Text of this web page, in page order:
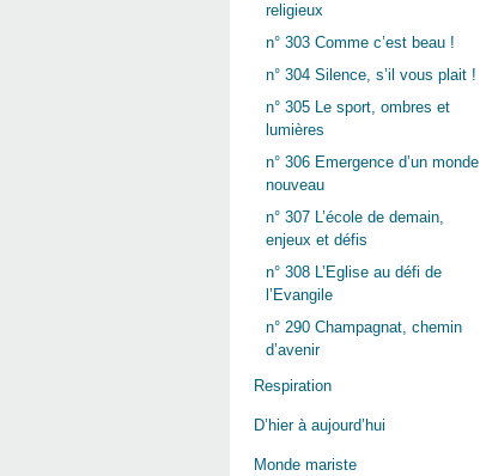
religieux
n° 303 Comme c’est beau !
n° 304 Silence, s’il vous plait !
n° 305 Le sport, ombres et
lumières
n° 306 Emergence d’un monde
nouveau
n° 307 L’école de demain,
enjeux et défis
n° 308 L’Eglise au défi de
l’Evangile
n° 290 Champagnat, chemin
d’avenir
Respiration
D’hier à aujourd’hui
Monde mariste